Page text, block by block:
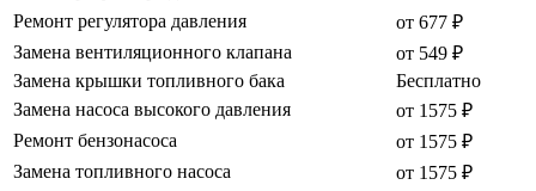
Ремонт регулятора давления
от 677 ₽
Замена вентиляционного клапана
от 549 ₽
Замена крышки топливного бака
Бесплатно
Замена насоса высокого давления
от 1575 ₽
Ремонт бензонасоса
от 1575 ₽
Замена топливного насоса
от 1575 ₽